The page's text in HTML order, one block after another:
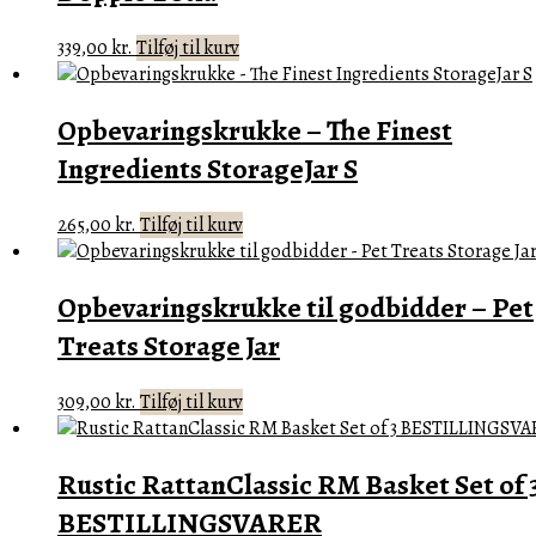
339,00kr. Tilføj til kurv
Opbevaringskrukke – The Finest
Ingredients StorageJar S
265,00kr. Tilføj til kurv
Opbevaringskrukke til godbidder – Pet
Treats Storage Jar
309,00kr. Tilføj til kurv
Rustic RattanClassic RM Basket Set of
BESTILLINGSVARER